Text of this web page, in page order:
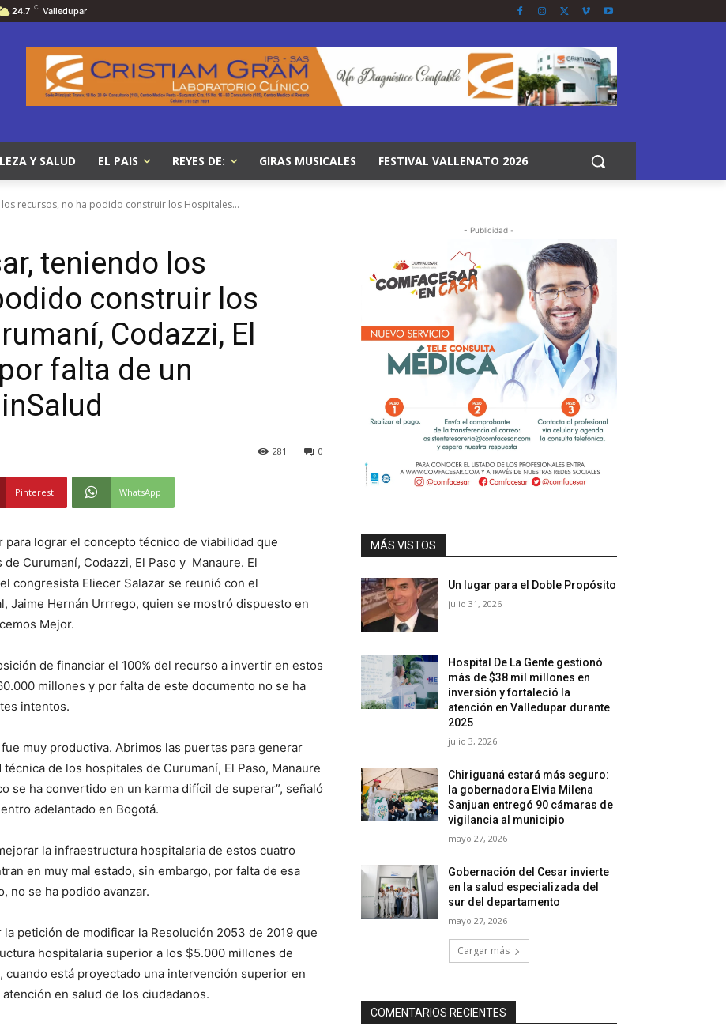
24.7 C Valledupar
Y SALUD EL PAIS REYES DE: GIRAS MUSICALES FESTIVAL VALLENATO 2026
recursos, no ha podido construir los Hospitales...
teniendo los
construir los
Codazzi, El
falta de un
0
281
Pinterest WhatsApp
lograr el concepto técnico de viabilidad que
Curumaní, Codazzi, El Paso y Manaure. El
congresista Eliecer Salazar se reunió con el
Jaime Hernán Urrrego, quien se mostró dispuesto en
Mejor.
de financiar el 100% del recurso a invertir en estos
millones y por falta de este documento no se ha
intentos.
muy productiva. Abrimos las puertas para generar
de los hospitales de Curumaní, El Paso, Manaure
se ha convertido en un karma difícil de superar”, señaló
adelantado en Bogotá.
la infraestructura hospitalaria de estos cuatro
en muy mal estado, sin embargo, por falta de esa
no se ha podido avanzar.
petición de modificar la Resolución 2053 de 2019 que
hospitalaria superior a los $5.000 millones de
está proyectado una intervención superior en
en salud de los ciudadanos.
- Publicidad -
MÁS VISTOS
Un lugar para el Doble Propósito
julio 31, 2026
Hospital De La Gente gestionó
más de $38 mil millones en
inversión y fortaleció la
atención en Valledupar durante
2025
julio 3, 2026
Chiriguaná estará más seguro:
la gobernadora Elvia Milena
Sanjuan entregó 90 cámaras de
vigilancia al municipio
mayo 27, 2026
Gobernación del Cesar invierte
en la salud especializada del
sur del departamento
mayo 27, 2026
Cargar más
COMENTARIOS RECIENTES